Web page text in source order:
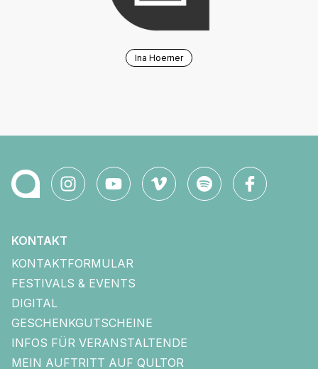
Ina Hoerner
KONTAKT
KONTAKTFORMULAR
FESTIVALS & EVENTS
DIGITAL
GESCHENKGUTSCHEINE
INFOS FÜR VERANSTALTENDE
MEIN AUFTRITT AUF QULTOR